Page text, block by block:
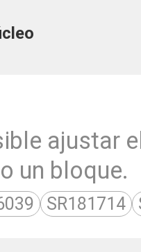
ajustar
un bloque.
SR181714